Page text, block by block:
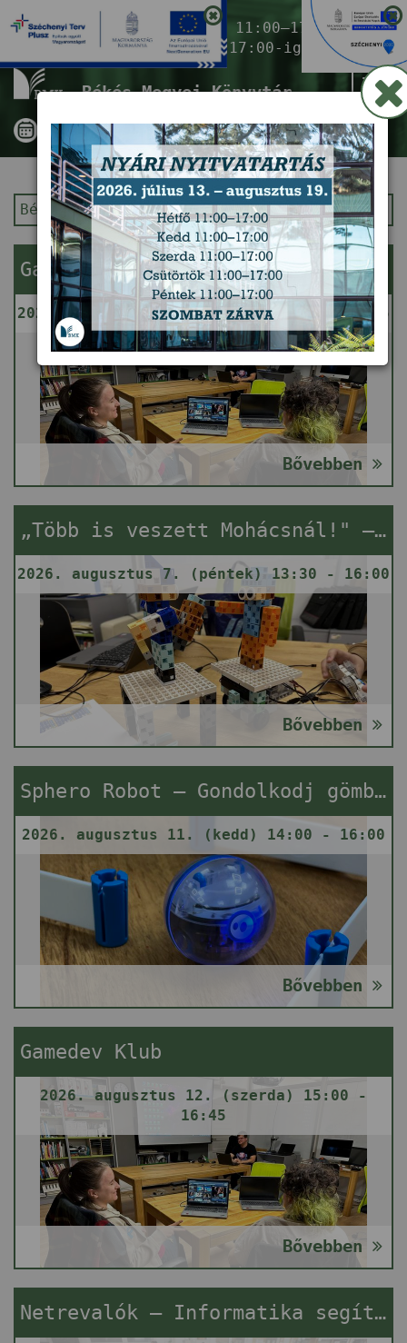
Nyitvatartás ma:
11:00–17:00
(Gyermekkönyvtár 17:00-ig)
Békés Megyei Könyvtár
Békés Megyei Könyvtár Kezdőlap
Gamedev Klub
2026. augusztus 5. (szerda) 15:00 - 16:45
Bővebben
„Több is veszett Mohácsnál!" – Robotika-foglalkozás
2026. augusztus 7. (péntek) 13:30 - 16:00
Bővebben
Sphero Robot – Gondolkodj gömbben!
2026. augusztus 11. (kedd) 14:00 - 16:00
Bővebben
Gamedev Klub
2026. augusztus 12. (szerda) 15:00 -
16:45
Bővebben
Netrevalók – Informatika segítségnyújtás